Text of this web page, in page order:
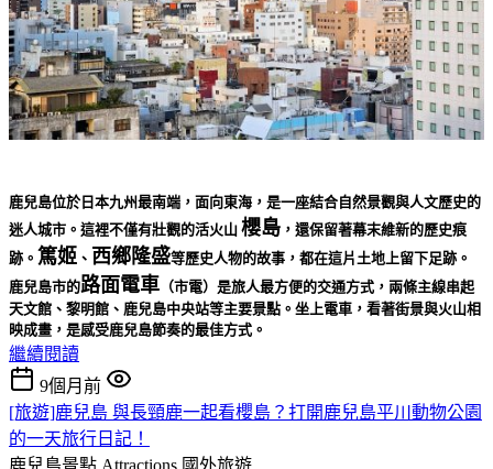
鹿兒島位於日本九州最南端，面向東海，是一座結合自然景觀與人文歷史的
迷人城市。這裡不僅有壯觀的活火山 櫻島 ，還保留著幕末維新的歷史痕
跡。 篤姬 、 西鄉隆盛等歷史人物的故事，都在這片土地上留下足跡。
鹿兒島市的路面電車 （市電）是旅人最方便的交通方式，兩條主線串起
天文館、黎明館、鹿兒島中央站等主要景點。坐上電車，看著街景與火山相
映成畫，是感受鹿兒島節奏的最佳方式。
繼續閱讀
9個月前
[旅遊]鹿兒島 與長頸鹿一起看櫻島？打開鹿兒島平川動物公園
的一天旅行日記！
鹿兒島景點 Attractions 國外旅遊